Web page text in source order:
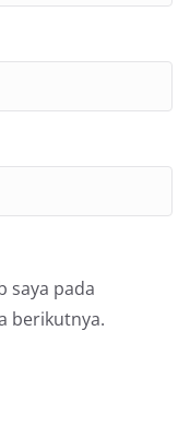
saya pada
berikutnya.